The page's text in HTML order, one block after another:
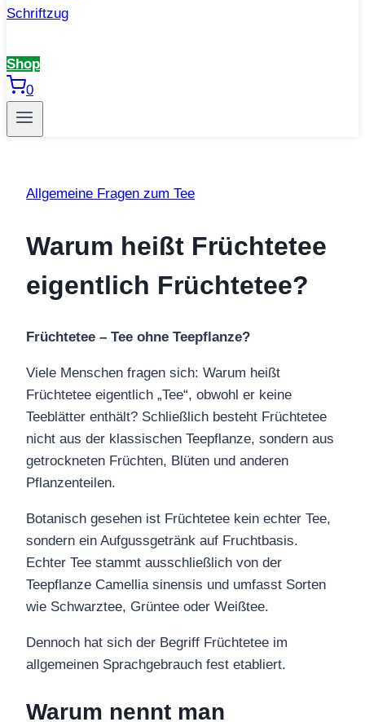
Shop
0
Allgemeine Fragen zum Tee
Warum heißt Früchtetee
eigentlich Früchtetee?
Früchtetee – Tee ohne Teepflanze?
Viele Menschen fragen sich: Warum heißt
Früchtetee eigentlich „Tee“, obwohl er keine
Teeblätter enthält? Schließlich besteht Früchtetee
nicht aus der klassischen Teepflanze, sondern aus
getrockneten Früchten, Blüten und anderen
Pflanzenteilen.
Botanisch gesehen ist Früchtetee kein echter Tee,
sondern ein Aufgussgetränk auf Fruchtbasis.
Echter Tee stammt ausschließlich von der
Teepflanze Camellia sinensis und umfasst Sorten
wie Schwarztee, Grüntee oder Weißtee.
Dennoch hat sich der Begriff Früchtetee im
allgemeinen Sprachgebrauch fest etabliert.
Warum nennt man